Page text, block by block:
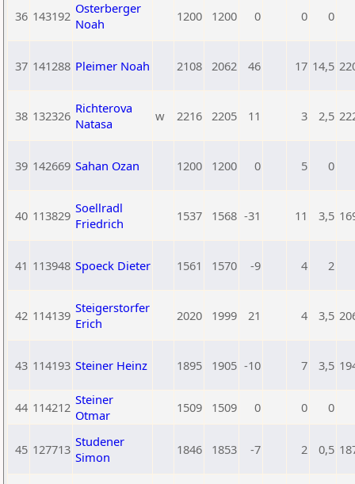
36 143192 Osterberger
Noah
1200 1200 0 0 0
37 141288 Pleimer Noah 2108 2062 46 17 14,5
38 132326 Richterova
Natasa
w 2216 2205 11 3 2,5
39 142669 Sahan Ozan 1200 1200 0 5 0
40 113829 Soellradl
Friedrich
1537 1568 -31 11 3,5
41 113948 Spoeck Dieter 1561 1570 -9 4 2
42 114139 Steigerstorfer
Erich
2020 1999 21 4 3,5
43 114193 Steiner Heinz 1895 1905 -10 7 3,5
44 114212 Steiner
Otmar
1509 1509 0 0 0
45 127713 Studener
Simon
1846 1853 -7 2 0,5